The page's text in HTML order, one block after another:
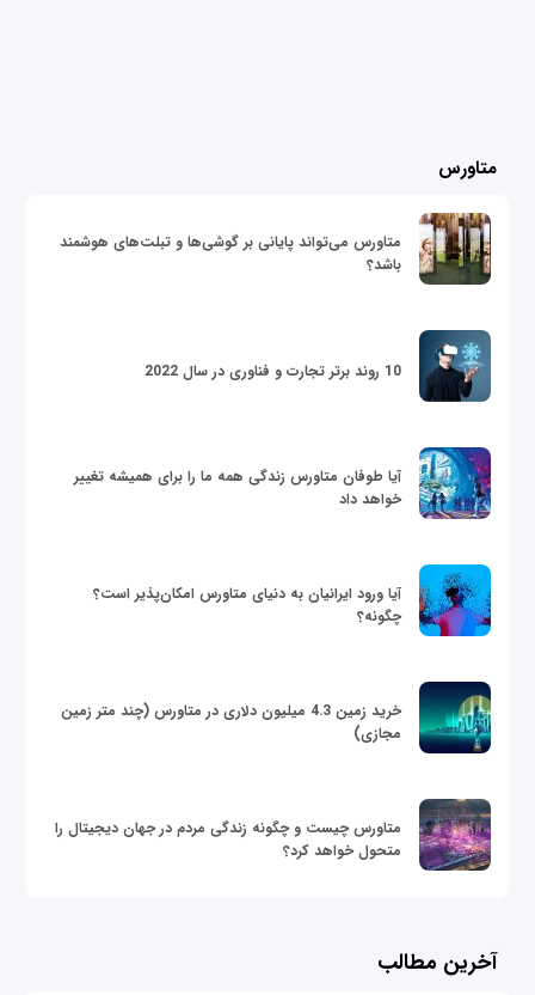
متاورس
متاورس می‌تواند پایانی بر گوشی‌ها و تبلت‌های هوشمند
باشد؟
10 روند برتر تجارت و فناوری در سال 2022
آیا طوفان متاورس زندگی همه ما را برای همیشه تغییر
خواهد داد
آیا ورود ایرانیان به دنیای متاورس امکان‌پذیر است؟
چگونه؟
خرید زمین 4.3 میلیون دلاری در متاورس (چند متر زمین
مجازی)
متاورس چیست و چگونه زندگی مردم در جهان دیجیتال را
متحول خواهد کرد؟
آخرین مطالب